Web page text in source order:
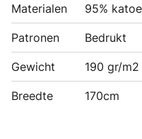
Materialen 95%
Patronen Bedrukt
Gewicht 190 gr/m2
Breedte 170cm